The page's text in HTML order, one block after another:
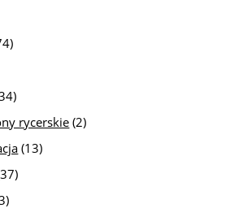
rycerskie (2)
(13)